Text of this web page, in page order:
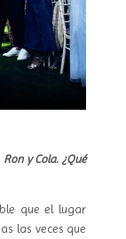
y Cola. ¿Qué
que el lugar
las veces que